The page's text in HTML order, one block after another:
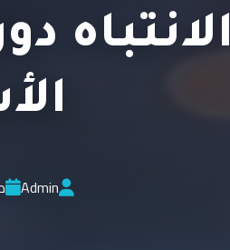
الانتباه
Admin